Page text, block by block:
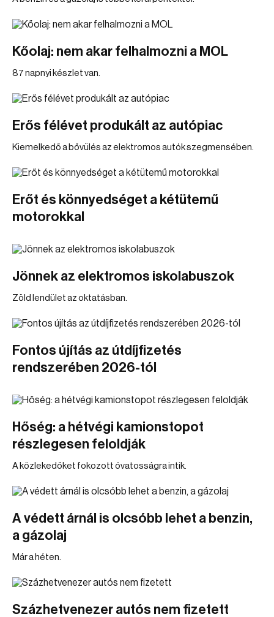
Kőolaj: nem akar felhalmozni a MOL
87 napnyi készlet van.
Erős félévet produkált az autópiac
Kiemelkedő a bővülés az elektromos autók szegmensében.
Erőt és könnyedséget a kétütemű
motorokkal
Jönnek az elektromos iskolabuszok
Zöld lendület az oktatásban.
Fontos újítás az útdíjfizetés
rendszerében 2026-tól
Hőség: a hétvégi kamionstopot
részlegesen feloldják
A közlekedőket fokozott óvatosságra intik.
A védett árnál is olcsóbb lehet a benzin,
a gázolaj
Már a héten.
Százhetvenezer autós nem fizetett